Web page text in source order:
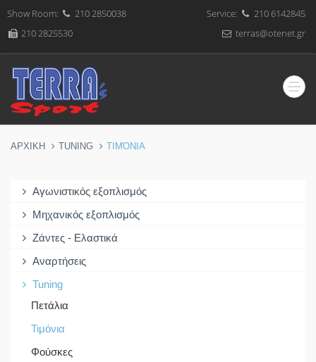
Show Room:
210 2850038
210 2825530
Service:
210 6142845
terras@otenet.gr
ΑΡΧΙΚΗ TUNING ΤΙΜΌΝΙΑ
Αγωνιστικός εξοπλισμός
Μηχανικός εξοπλισμός
Ζάντες - Ελαστικά
Αναρτήσεις
Tuning
Πετάλια
Τιμόνια
Φούσκες